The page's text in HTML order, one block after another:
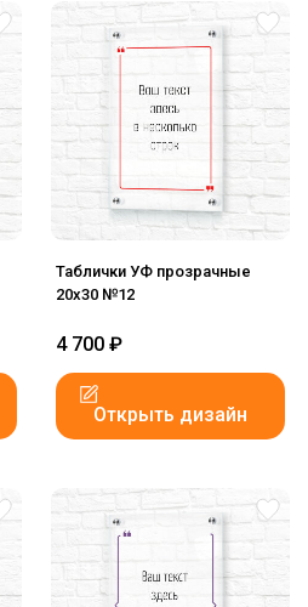
Таблички УФ прозрачные
20x30 №12
4 700 ₽
Открыть дизайн